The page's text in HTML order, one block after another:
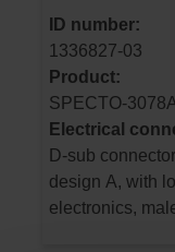
ID number:
1336827-03
Product:
SPECTO-
Electrical
D-sub
design A, with
electronics,